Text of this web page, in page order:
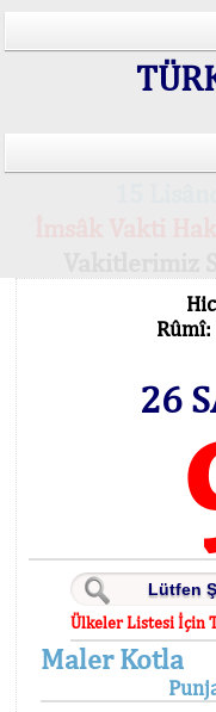
Rûmî:
26
Ülkeler Listesi İçin
Maler Kotla